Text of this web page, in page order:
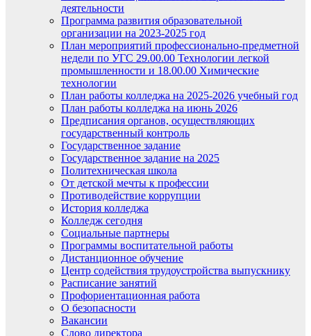
деятельности
Программа развития образовательной
организации на 2023-2025 год
План мероприятий профессионально-предметной
недели по УГС 29.00.00 Технологии легкой
промышленности и 18.00.00 Химические
технологии
План работы колледжа на 2025-2026 учебный год
План работы колледжа на июнь 2026
Предписания органов, осуществляющих
государственный контроль
Государственное задание
Государственное задание на 2025
Политехническая школа
От детской мечты к профессии
Противодействие коррупции
История колледжа
Колледж сегодня
Социальные партнеры
Программы воспитательной работы
Дистанционное обучение
Центр содействия трудоустройства выпускнику
Расписание занятий
Профориентационная работа
О безопасности
Вакансии
Слово директора